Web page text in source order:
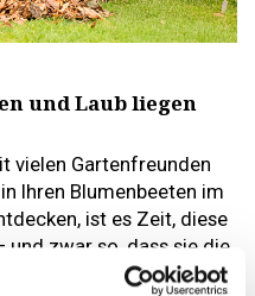
und Laub liegen
vielen Gartenfreunden
Ihren Blumenbeeten im
ist es Zeit, diese
zwar so, dass sie die
Herbst noch einmal